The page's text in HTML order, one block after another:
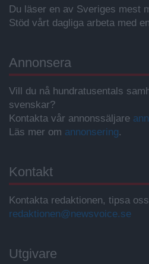
Du läser en av Sveriges mest
Stöd vårt dagliga arbeta med en
Annonsera
Vill du nå hundratusentals
svenskar?
Kontakta vår annonssäljare
Läs mer om annonsering.
Kontakt
Kontakta redaktionen, tipsa
redaktionen@newsvoice.se
Utgivare